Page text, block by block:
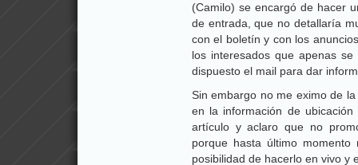
(Camilo) se encargó de hacer
de entrada, que no detallaría
con el boletín y con los
los interesados que apenas
dispuesto el mail para dar
Sin embargo no me eximo de
en la información de
artículo y aclaro que no
porque hasta último
posibilidad de hacerlo en vivo y